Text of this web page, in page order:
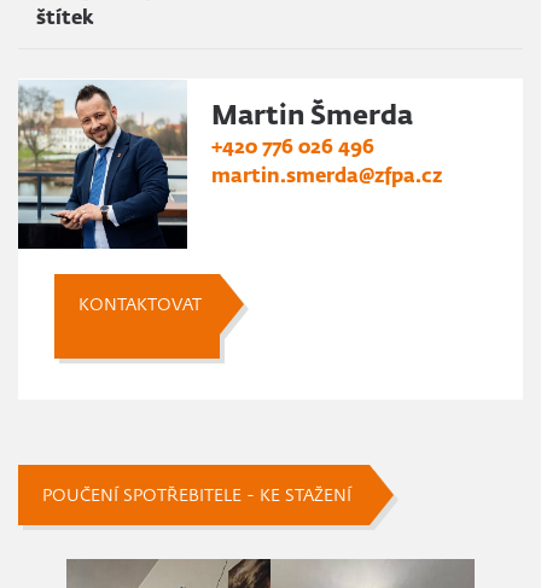
štítek
Martin Šmerda
+420 776 026 496
martin.smerda@zfpa.cz
KONTAKTOVAT
POUČENÍ SPOTŘEBITELE - KE STAŽENÍ